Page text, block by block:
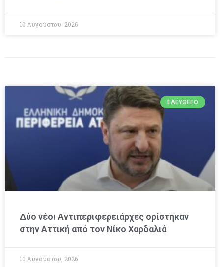
10 Αυγούστου, 2026
ΕΛΕΎΘΕΡΟ
Δύο νέοι Αντιπεριφερειάρχες ορίστηκαν
στην Αττική από τον Νίκο Χαρδαλιά
10 Αυγούστου, 2026